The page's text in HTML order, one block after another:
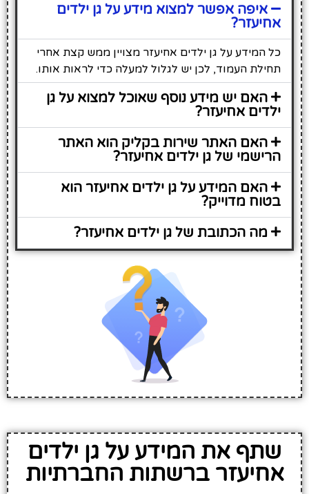
איפה אפשר למצוא מידע על גן ילדים
אחיעזר?
כל המידע על גן ילדים אחיעזר מצויין ממש קצת אחרי
תחילת העמוד, לכן יש לגלול למעלה כדי לראות אותו.
האם יש מידע נוסף שאוכל למצוא על גן
ילדים אחיעזר?
האם האתר שירות בקליק הוא האתר
הרישמי של גן ילדים אחיעזר?
האם המידע על גן ילדים אחיעזר הוא
בטוח מדוייק?
מה הכתובת של גן ילדים אחיעזר?
שתף את המידע על גן ילדים
אחיעזר ברשתות החברתיות